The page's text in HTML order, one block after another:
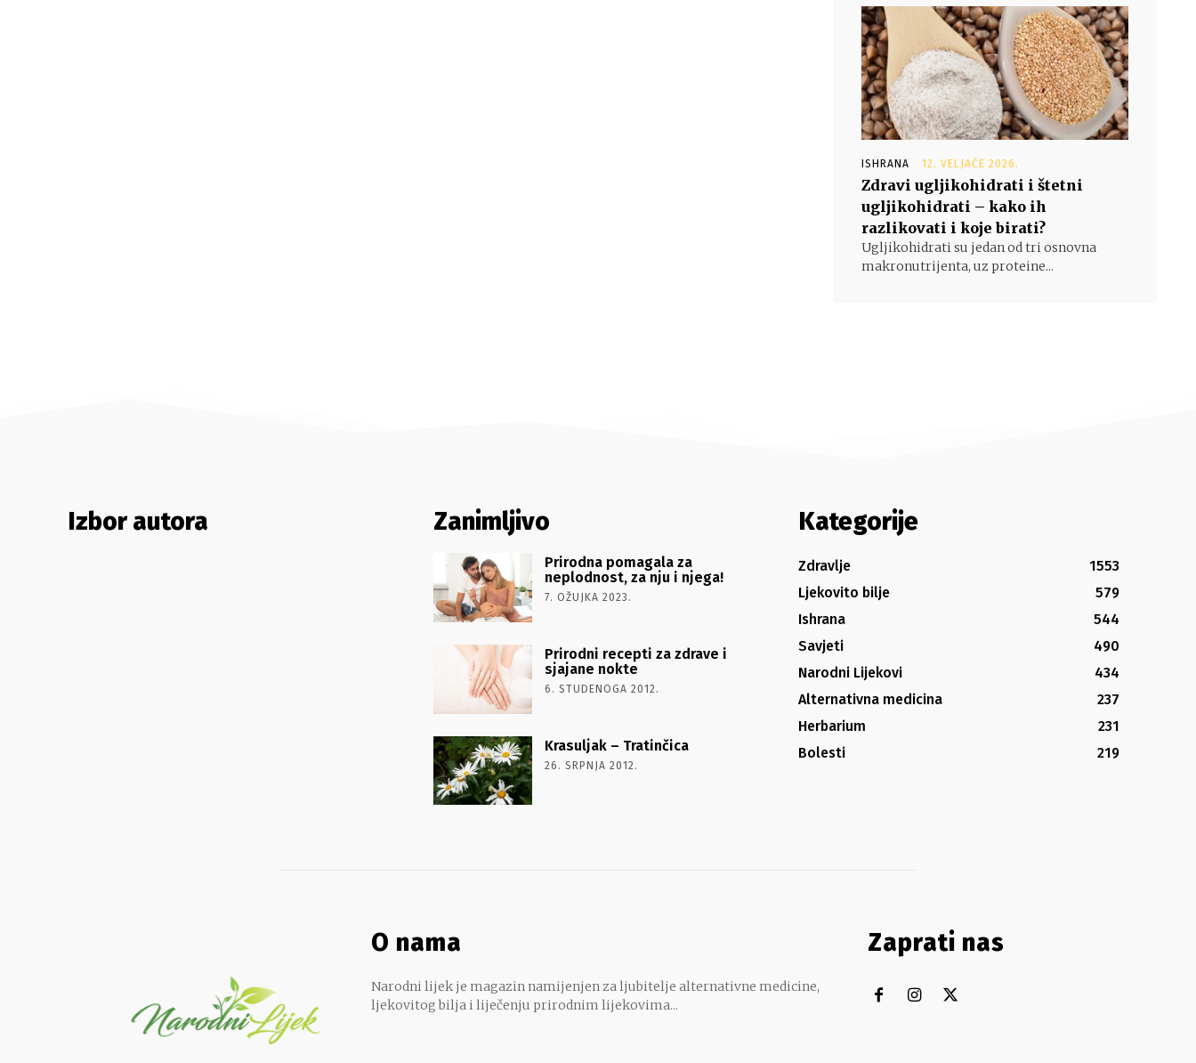
ISHRANA 12. VELJAČE 2026.
Zdravi ugljikohidrati i štetni
ugljikohidrati – kako ih
razlikovati i koje birati?
Ugljikohidrati su jedan od tri osnovna
makronutrijenta, uz proteine...
Izbor autora Zanimljivo
Prirodna pomagala za
neplodnost, za nju i njega!
7. OŽUJKA 2023.
Prirodni recepti za zdrave i
sjajane nokte
6. STUDENOGA 2012.
Krasuljak – Tratinčica
26. SRPNJA 2012.
Kategorije
Zdravlje
1553
Ljekovito bilje
579
Ishrana
544
Savjeti
490
Narodni Lijekovi
434
Alternativna medicina
237
Herbarium
231
Bolesti
219
O nama
Narodni lijek je magazin namijenjen za ljubitelje alternativne medicine,
ljekovitog bilja i liječenju prirodnim lijekovima...
Zaprati nas